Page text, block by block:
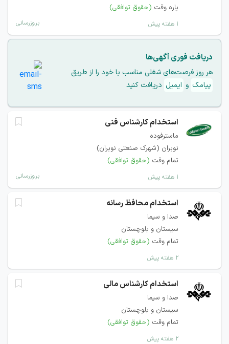
پاره وقت (حقوق توافقی)
۱ هفته پیش بروزرسانی
دریافت فوری آگهی‌ها
هر روز فرصت‌های شغلی مناسب با خود را از طریق
پیامک و ایمیل دریافت کنید
استخدام کارشناس فنی
ماسترفوده
نوبران (شهرک صنعتی نوبران)
تمام وقت (حقوق توافقی)
۱ هفته پیش بروزرسانی
استخدام محافظ رسانه
صدا و سیما
سیستان و بلوچستان
تمام وقت (حقوق توافقی)
۲ هفته پیش
استخدام کارشناس مالی
صدا و سیما
سیستان و بلوچستان
تمام وقت (حقوق توافقی)
۲ هفته پیش